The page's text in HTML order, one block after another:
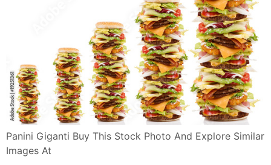
Panini Giganti Buy This Stock Photo And Explore Similar
Images At